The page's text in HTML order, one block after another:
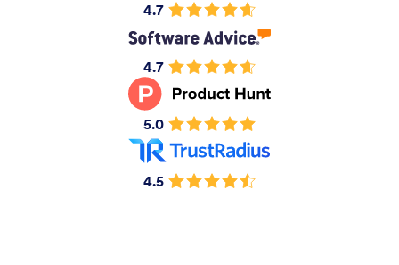
4.7
4.7
5.0
4.5